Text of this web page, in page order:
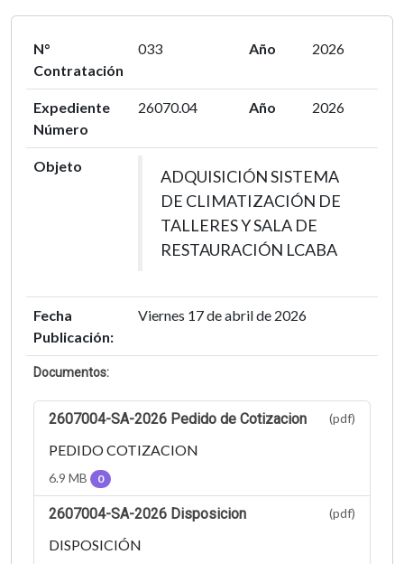
N°
Contratación
033 Año 2026
Expediente
Número
26070.04 Año 2026
Objeto
ADQUISICIÓN SISTEMA
DE CLIMATIZACIÓN DE
TALLERES Y SALA DE
RESTAURACIÓN LCABA
Fecha
Publicación:
Viernes 17 de abril de 2026
Documentos:
2607004-SA-2026 Pedido de Cotizacion (pdf)
PEDIDO COTIZACION
6.9 MB 0
2607004-SA-2026 Disposicion (pdf)
DISPOSICIÓN